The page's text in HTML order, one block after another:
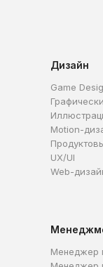
Дизайн
Game
Motion-
UX/UI
Web-
Менеджер